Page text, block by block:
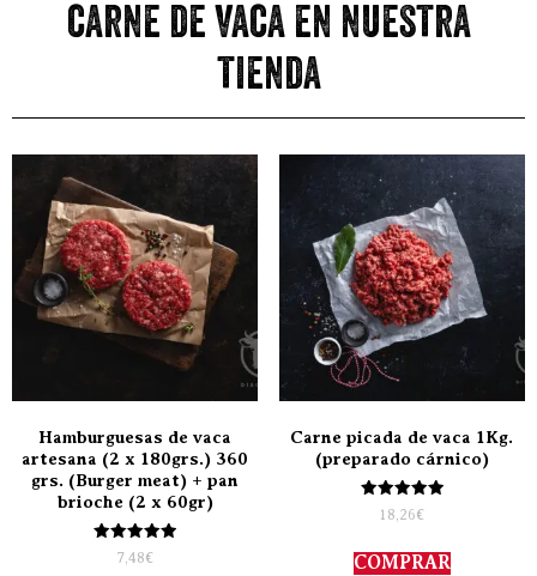
carne de vaca en nuestra
tienda
Hamburguesas de vaca
artesana (2 x 180grs.) 360
grs. (Burger meat) + pan
brioche (2 x 60gr)
Valorado
con
7,48€
Carne picada de vaca 1Kg.
(preparado cárnico)
Valorado
con
de 5
18,26€
COMPRAR